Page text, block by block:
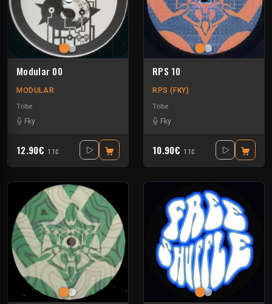
Modular 00
MODULAR
Tribe
Fky
12.90€ TTC
RPS 10
RPS (FKY)
Tribe
Fky
10.90€ TTC